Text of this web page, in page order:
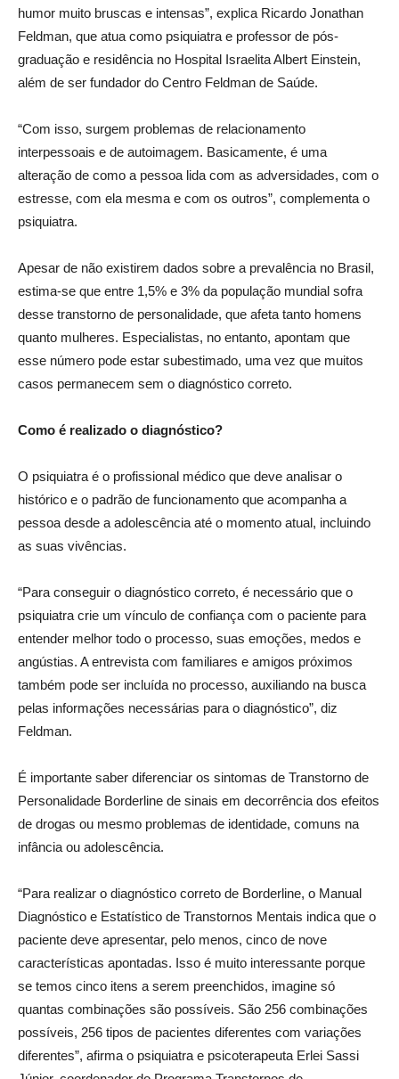
humor muito bruscas e intensas”, explica Ricardo Jonathan
Feldman, que atua como psiquiatra e professor de pós-
graduação e residência no Hospital Israelita Albert Einstein,
além de ser fundador do Centro Feldman de Saúde.
“Com isso, surgem problemas de relacionamento
interpessoais e de autoimagem. Basicamente, é uma
alteração de como a pessoa lida com as adversidades, com o
estresse, com ela mesma e com os outros”, complementa o
psiquiatra.
Apesar de não existirem dados sobre a prevalência no Brasil,
estima-se que entre 1,5% e 3% da população mundial sofra
desse transtorno de personalidade, que afeta tanto homens
quanto mulheres. Especialistas, no entanto, apontam que
esse número pode estar subestimado, uma vez que muitos
casos permanecem sem o diagnóstico correto.
Como é realizado o diagnóstico?
O psiquiatra é o profissional médico que deve analisar o
histórico e o padrão de funcionamento que acompanha a
pessoa desde a adolescência até o momento atual, incluindo
as suas vivências.
“Para conseguir o diagnóstico correto, é necessário que o
psiquiatra crie um vínculo de confiança com o paciente para
entender melhor todo o processo, suas emoções, medos e
angústias. A entrevista com familiares e amigos próximos
também pode ser incluída no processo, auxiliando na busca
pelas informações necessárias para o diagnóstico”, diz
Feldman.
É importante saber diferenciar os sintomas de Transtorno de
Personalidade Borderline de sinais em decorrência dos efeitos
de drogas ou mesmo problemas de identidade, comuns na
infância ou adolescência.
“Para realizar o diagnóstico correto de Borderline, o Manual
Diagnóstico e Estatístico de Transtornos Mentais indica que o
paciente deve apresentar, pelo menos, cinco de nove
características apontadas. Isso é muito interessante porque
se temos cinco itens a serem preenchidos, imagine só
quantas combinações são possíveis. São 256 combinações
possíveis, 256 tipos de pacientes diferentes com variações
diferentes”, afirma o psiquiatra e psicoterapeuta Erlei Sassi